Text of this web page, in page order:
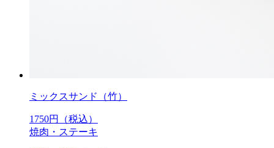
ミックスサンド（竹）
1750円（税込）
焼肉・ステーキ